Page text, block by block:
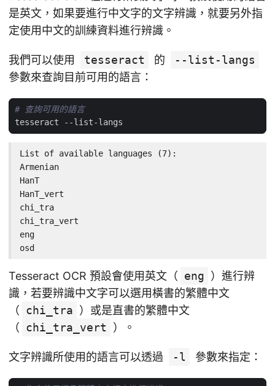
是英文，如果要進行中文字的文字辨識，就要另外指
定使用中文的訓練資料進行辨識。
我們可以使用 tesseract 的
--list-langs
參數來查詢目前可用的語言：
# 查詢可用的語言
List of available languages (7):
Armenian
HanT
HanT_vert
chi_tra
chi_tra_vert
eng
osd
Tesseract OCR 預設會使用英文（ eng ）進行辨
識，若要辨識中文字可以選用橫書的繁體中文
（ chi_tra ）或是直書的繁體中文
（ chi_tra_vert ）。
文字辨識所使用的語言可以透過 -l 參數來指定：